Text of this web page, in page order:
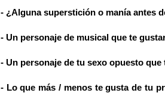
- ¿Alguna superstición o manía antes
- Un personaje de musical que te
- Un personaje de tu sexo opuesto
- Lo que más / menos te gusta de tu